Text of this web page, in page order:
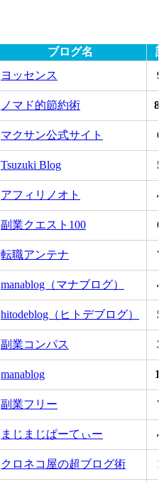
ブログ名
ヨッセンス
ノマド的節約術
マクサン公式サイト
Tsuzuki Blog
アフィリノオト
副業クエスト100
転職アンテナ
manablog（マナブログ）
hitodeblog（ヒトデブログ）
副業コンパス
manablog
副業フリー
まじまじぱーてぃー
クロネコ屋の超ブログ術